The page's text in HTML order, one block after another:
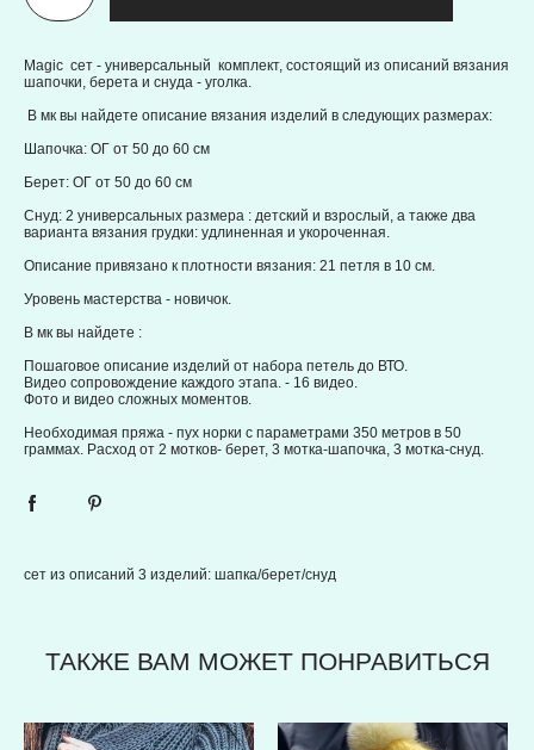
Magic сет - универсальный комплект, состоящий из описаний вязания
шапочки, берета и снуда - уголка.
В мк вы найдете описание вязания изделий в следующих размерах:
Шапочка: ОГ от 50 до 60 см
Берет: ОГ от 50 до 60 см
Снуд: 2 универсальных размера : детский и взрослый, а также два
варианта вязания грудки: удлиненная и укороченная.
Описание привязано к плотности вязания: 21 петля в 10 см.
Уровень мастерства - новичок.
В мк вы найдете :
Пошаговое описание изделий от набора петель до ВТО.
Видео сопровождение каждого этапа. - 16 видео.
Фото и видео сложных моментов.
Необходимая пряжа - пух норки с параметрами 350 метров в 50
граммах. Расход от 2 мотков- берет, 3 мотка-шапочка, 3 мотка-снуд.
сет из описаний 3 изделий: шапка/берет/снуд
ТАКЖЕ ВАМ МОЖЕТ ПОНРАВИТЬСЯ